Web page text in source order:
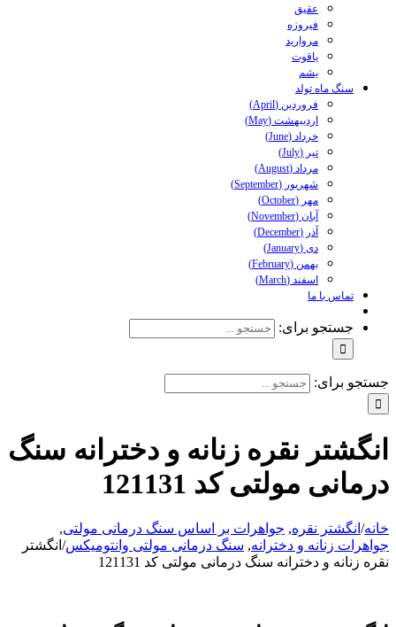
عقیق
فیروزه
مروارید
یاقوت
یشم
سنگ ماه تولد
فروردین (April)
اردیبهشت (May)
خرداد (June)
تیر (July)
مرداد (August)
شهریور (September)
مهر (October)
آبان (November)
آذر (December)
دی (January)
بهمن (February)
اسفند (March)
تماس با ما
جستجو برای:
برای:
نقره زنانه و دخترانه سنگ
مولتی کد 121131
انگشتر نقره ,جواهرات بر اساس سنگ درمانی مولتی,
زنانه و دخترانه,سنگ درمانی مولتی وانتومیکس/انگشتر
زنانه و دخترانه سنگ درمانی مولتی کد 121131